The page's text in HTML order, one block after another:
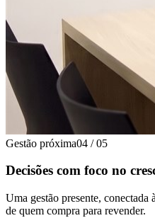
Gestão próxima04 / 05
Decisões com foco no
Uma gestão presente, conectada
de quem compra para revender.